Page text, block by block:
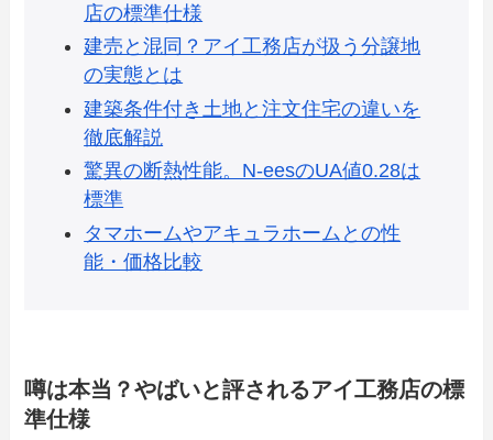
店の標準仕様
建売と混同？アイ工務店が扱う分譲地
の実態とは
建築条件付き土地と注文住宅の違いを
徹底解説
驚異の断熱性能。N-eesのUA値0.28は
標準
タマホームやアキュラホームとの性
能・価格比較
噂は本当？やばいと評されるアイ工務店の標
準仕様